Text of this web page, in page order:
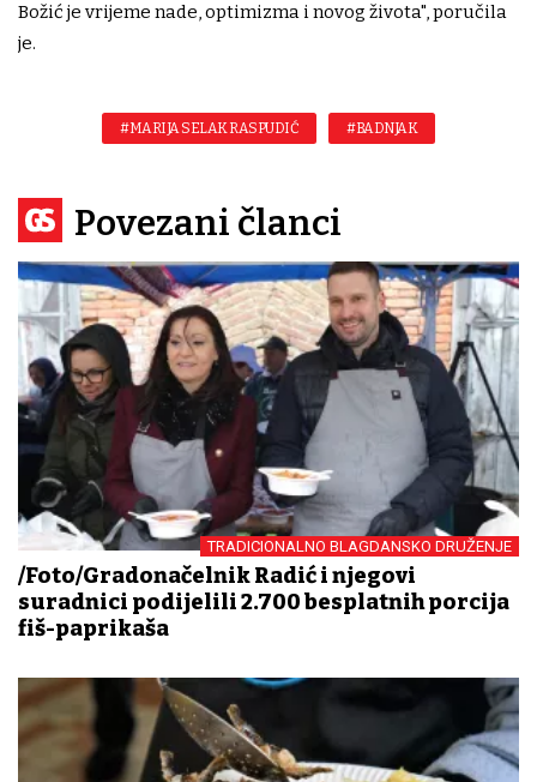
Božić je vrijeme nade, optimizma i novog života", poručila
je.
#MARIJA SELAK RASPUDIĆ #BADNJAK
Povezani članci
TRADICIONALNO BLAGDANSKO DRUŽENJE
/Foto/Gradonačelnik Radić i njegovi
suradnici podijelili 2.700 besplatnih porcija
fiš-paprikaša